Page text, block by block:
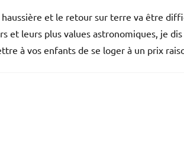
et le retour sur terre va être
et leurs plus values astronomiques, je
à vos enfants de se loger à un prix